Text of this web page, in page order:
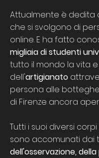
Attualmente è dedita
che si svolgono di
online. E ha fatto
migliaia di studenti
tutto il mondo la vita
dell'artigianato
persona alle
di Firenze ancora
Tutti i suoi diversi
sono accomunati dai
dell'osservazione,